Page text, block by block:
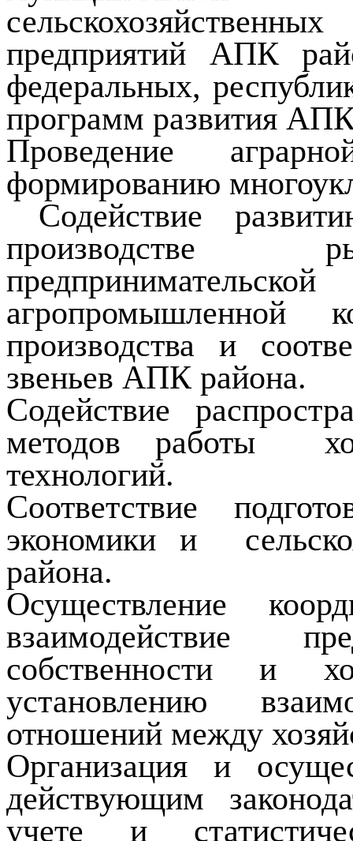
предприятий АПК
федеральных,
программ развития
Проведение
формированию
Содействие
производстве
агропромышленной
производства и
звеньев АПК района.
Содействие
методов работы
технологий.
Соответствие
экономики и
района.
Осуществление
взаимодействие
собственности и
установлению
отношений между
Организация и
действующим
учете и